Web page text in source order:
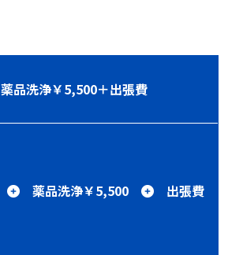
薬品洗浄￥5,500＋出張費
薬品洗浄￥5,500 出張費